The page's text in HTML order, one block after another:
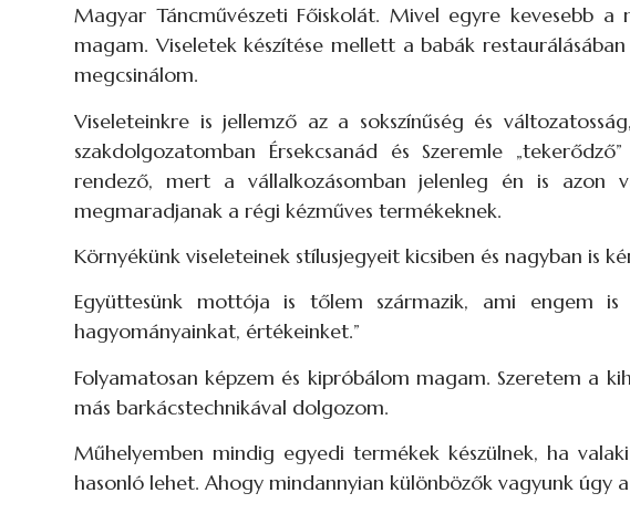
Magyar Táncművészeti Főiskolát. Mivel egyre kevesebb
magam. Viseletek készítése mellett a babák
megcsinálom.
Viseleteinkre is jellemző az a sokszínűség és
szakdolgozatomban Érsekcsanád és Szeremle
rendező, mert a vállalkozásomban jelenleg én is azon
megmaradjanak a régi kézműves termékeknek.
Környékünk viseleteinek stílusjegyeit kicsiben és nagyban is
Együttesünk mottója is tőlem származik, ami engem
hagyományainkat, értékeinket.”
Folyamatosan képzem és kipróbálom magam. Szeretem a
más barkácstechnikával dolgozom.
Műhelyemben mindig egyedi termékek készülnek, ha
hasonló lehet. Ahogy mindannyian különbözők vagyunk úgy